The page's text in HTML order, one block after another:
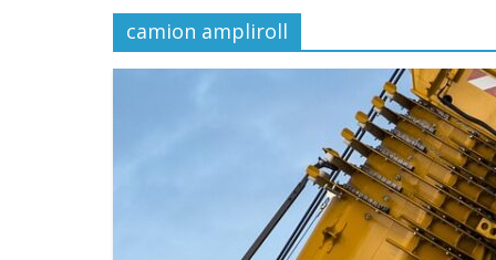
camion ampliroll